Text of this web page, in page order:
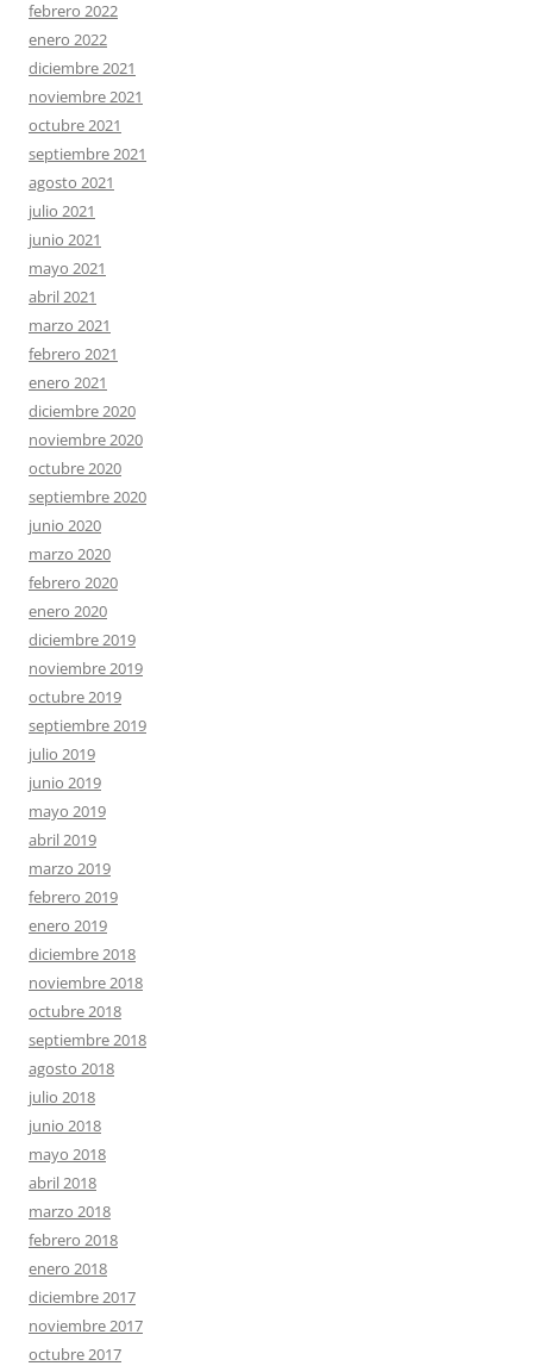
febrero 2022
enero 2022
diciembre 2021
noviembre 2021
octubre 2021
septiembre 2021
agosto 2021
julio 2021
junio 2021
mayo 2021
abril 2021
marzo 2021
febrero 2021
enero 2021
diciembre 2020
noviembre 2020
octubre 2020
septiembre 2020
junio 2020
marzo 2020
febrero 2020
enero 2020
diciembre 2019
noviembre 2019
octubre 2019
septiembre 2019
julio 2019
junio 2019
mayo 2019
abril 2019
marzo 2019
febrero 2019
enero 2019
diciembre 2018
noviembre 2018
octubre 2018
septiembre 2018
agosto 2018
julio 2018
junio 2018
mayo 2018
abril 2018
marzo 2018
febrero 2018
enero 2018
diciembre 2017
noviembre 2017
octubre 2017